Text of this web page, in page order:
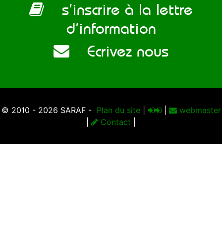
s’inscrire à la lettre
d’information
Ecrivez nous
© 2010 - 2026 SARAF - Plan du site|
webmaster
Contact